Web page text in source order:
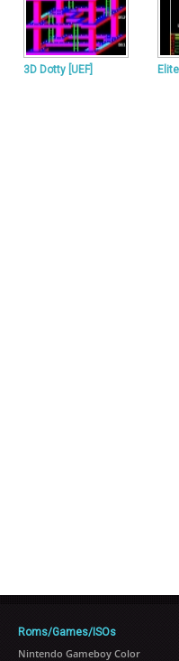
3D Dotty [UEF]
Roms/Games/ISOs
Nintendo Gameboy Color